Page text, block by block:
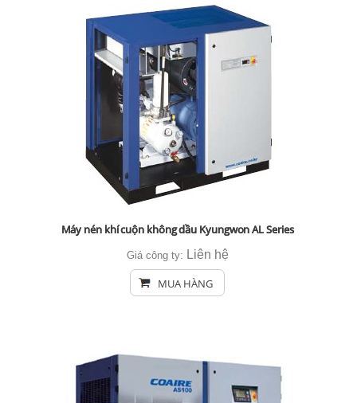
Máy nén khí cuộn không dầu Kyungwon AL Series
Giá công ty: Liên hệ
MUA HÀNG